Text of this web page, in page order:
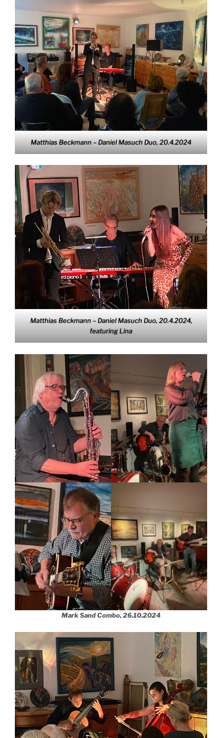
Matthias Beckmann – Daniel Masuch Duo, 20.4.2024
Matthias Beckmann – Daniel Masuch Duo, 20.4.2024,
featuring Lina
Mark Sand Combo, 26.10.2024